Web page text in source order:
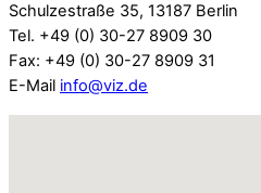
Schulzestraße 35, 13187 Berlin
Tel. +49 (0) 30-27 8909 30
Fax: +49 (0) 30-27 8909 31
E-Mail info@viz.de